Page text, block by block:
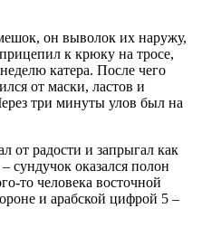
он выволок их наружу,
к крюку на тросе,
катера. После чего
от маски, ластов и
три минуты улов был на
от радости и запрыгал как
сундучок оказался полон
то человека восточной
и арабской цифрой 5 –